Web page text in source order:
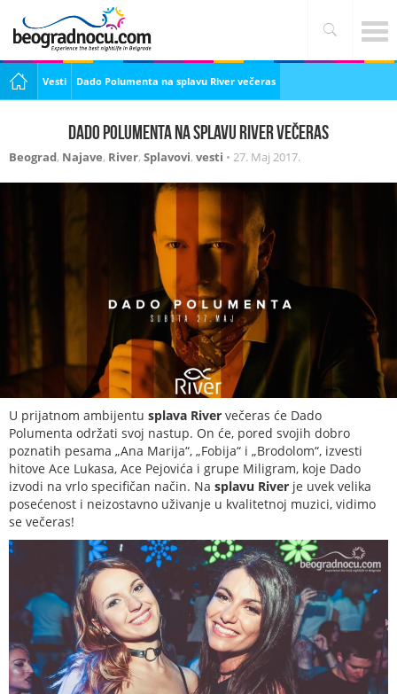
Vesti Dado Polumenta na splavu River večeras
Dado Polumenta na splavu River večeras
Beograd, Najave, River, Splavovi, vesti • 27. Maj 2017.
U prijatnom ambijentu splava River večeras će Dado
Polumenta održati svoj nastup. On će, pored svojih dobro
poznatih pesama „Ana Marija“, „Fobija“ i „Brodolom“, izvesti
hitove Ace Lukasa, Ace Pejovića i grupe Miligram, koje Dado
izvodi na vrlo specifičan način. Na splavu River je uvek velika
posećenost i neizostavno uživanje u kvalitetnoj muzici, vidimo
se večeras!